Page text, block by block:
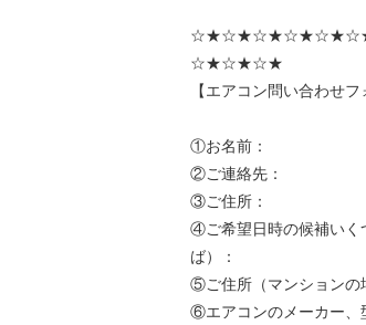
☆★☆★☆★
【エアコン問い合わせフ
①お名前：
②ご連絡先：
③ご住所：
④ご希望日時の候補いく
ば）：
⑤ご住所（マンションの
⑥エアコンのメーカー、